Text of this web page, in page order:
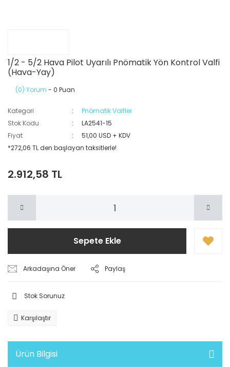
1/2 - 5/2 Hava Pilot Uyarılı Pnömatik Yön Kontrol Valfi
(Hava-Yay)
(0) Yorum - 0 Puan
Kategori
Pnömatik Valfler
Stok Kodu
LA2541-15
Fiyat
51,00 USD + KDV
*272,06 TL den başlayan taksitlerle!
2.912,58 TL
Sepete Ekle
Arkadaşına Öner Paylaş
Stok Sorunuz
Karşılaştır
Ürün Bilgisi